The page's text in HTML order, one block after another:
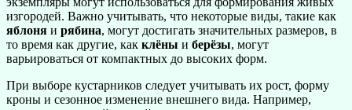
изгородей. Важно учитывать, что некоторые виды, такие как
яблоня и рябина, могут достигать значительных размеров, в
то время как другие, как клёны и берёзы, могут
варьироваться от компактных до высоких форм.
При выборе кустарников следует учитывать их рост, форму
кроны и сезонное изменение внешнего вида. Например,